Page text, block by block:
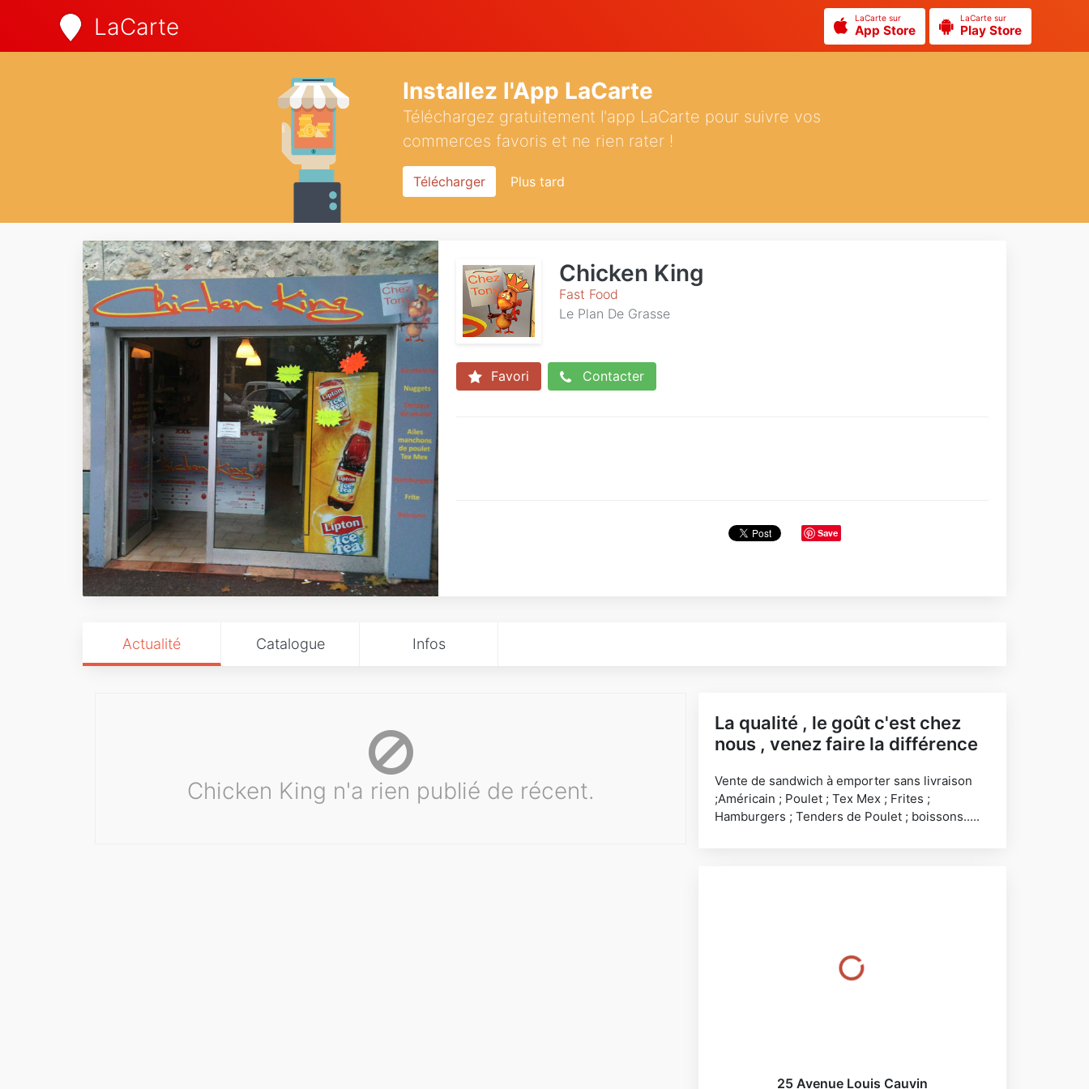
LaCarte LaCarte sur
App Store
LaCarte sur
Play Store
Installez l'App LaCarte
Téléchargez gratuitement l'app LaCarte pour suivre vos
commerces favoris et ne rien rater !
Télécharger Plus tard
Chicken King
Fast Food
Le Plan De Grasse
Favori Contacter
Save
Actualité Catalogue Infos
Chicken King n'a rien publié de récent.
La qualité , le goût c'est chez
nous , venez faire la différence
Vente de sandwich à emporter sans livraison
;Américain ; Poulet ; Tex Mex ; Frites ;
Hamburgers ; Tenders de Poulet ; boissons.....
25 Avenue Louis Cauvin